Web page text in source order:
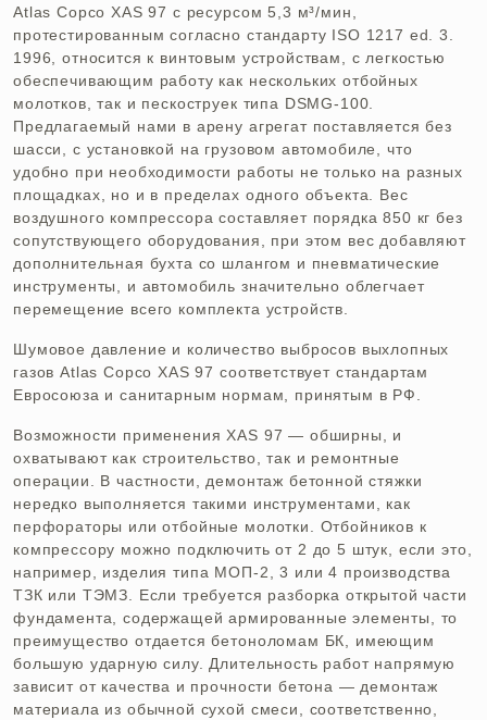
Atlas Copco XAS 97 с ресурсом 5,3 м³/мин,
протестированным согласно стандарту ISO 1217 ed. 3.
1996, относится к винтовым устройствам, с легкостью
обеспечивающим работу как нескольких отбойных
молотков, так и пескоструек типа DSMG-100.
Предлагаемый нами в арену агрегат поставляется без
шасси, с установкой на грузовом автомобиле, что
удобно при необходимости работы не только на разных
площадках, но и в пределах одного объекта. Вес
воздушного компрессора составляет порядка 850 кг без
сопутствующего оборудования, при этом вес добавляют
дополнительная бухта со шлангом и пневматические
инструменты, и автомобиль значительно облегчает
перемещение всего комплекта устройств.
Шумовое давление и количество выбросов выхлопных
газов Atlas Copco XAS 97 соответствует стандартам
Евросоюза и санитарным нормам, принятым в РФ.
Возможности применения XAS 97 — обширны, и
охватывают как строительство, так и ремонтные
операции. В частности, демонтаж бетонной стяжки
нередко выполняется такими инструментами, как
перфораторы или отбойные молотки. Отбойников к
компрессору можно подключить от 2 до 5 штук, если это,
например, изделия типа МОП-2, 3 или 4 производства
ТЗК или ТЭМЗ. Если требуется разборка открытой части
фундамента, содержащей армированные элементы, то
преимущество отдается бетоноломам БК, имеющим
большую ударную силу. Длительность работ напрямую
зависит от качества и прочности бетона — демонтаж
материала из обычной сухой смеси, соответственно,